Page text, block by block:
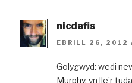
nicdafis
EBRILL 26, 2012
Golygwyd: wedi
Murphy, yn lle’r